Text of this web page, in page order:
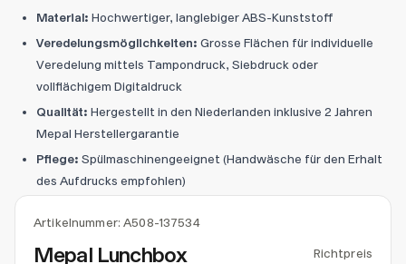
Artikelnummer:A508-137534
Mepal Lunchbox
Richtpreis
Material: Hochwertiger, langlebiger ABS-Kunststoff
Veredelungsmöglichkeiten: Grosse Flächen für individuelle
Veredelung mittels Tampondruck, Siebdruck oder
vollflächigem Digitaldruck
Qualität: Hergestellt in den Niederlanden inklusive 2 Jahren
Mepal Herstellergarantie
Pflege: Spülmaschinengeeignet (Handwäsche für den Erhalt
des Aufdrucks empfohlen)